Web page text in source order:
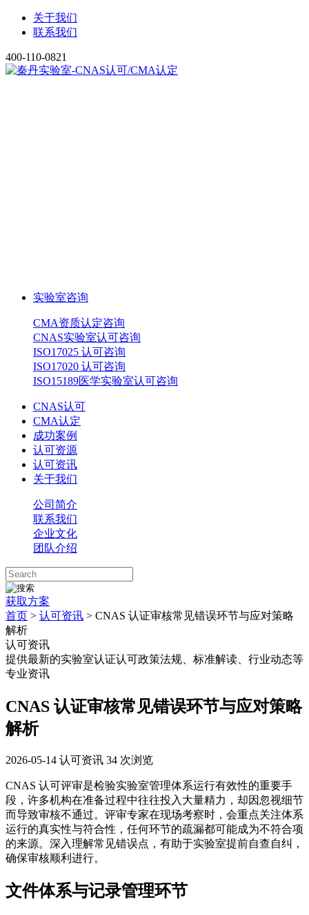
关于我们
联系我们
400-110-0821
实验室咨询
CMA资质认定咨询
CNAS实验室认可咨询
ISO17025 认可咨询
ISO17020 认可咨询
ISO15189医学实验室认可咨询
CNAS认可
CMA认定
成功案例
认可资源
认可资讯
关于我们
公司简介
联系我们
企业文化
团队介绍
获取方案
首页 > 认可资讯 > CNAS 认证审核常见错误环节与应对策略
解析
认可资讯
提供最新的实验室认证认可政策法规、标准解读、行业动态等
专业资讯
CNAS 认证审核常见错误环节与应对策略
解析
2026-05-14 认可资讯 34 次浏览
CNAS 认可评审是检验实验室管理体系运行有效性的重要手
段，许多机构在准备过程中往往投入大量精力，却因忽视细节
而导致审核不通过。评审专家在现场考察时，会重点关注体系
运行的真实性与符合性，任何环节的疏漏都可能成为不符合项
的来源。深入理解常见错误点，有助于实验室提前自查自纠，
确保审核顺利进行。
文件体系与记录管理环节